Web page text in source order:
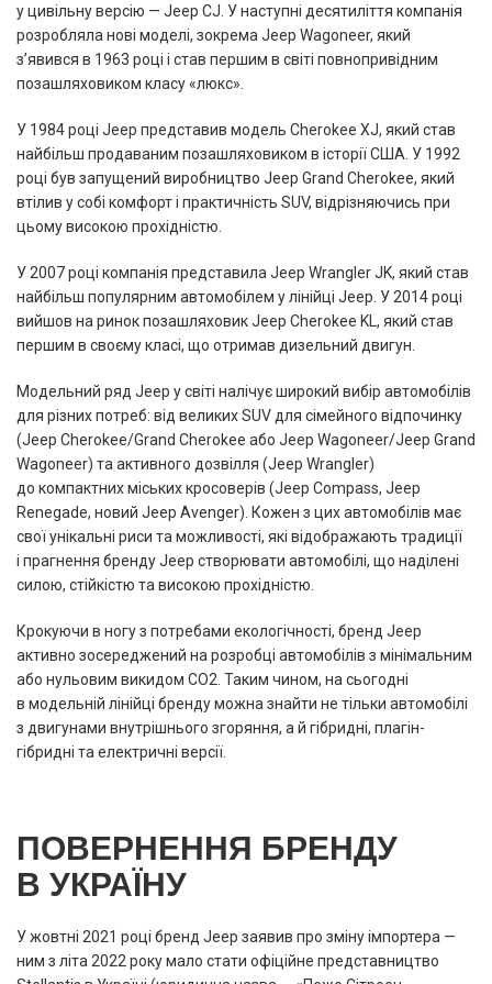
у цивільну версію — Jeep CJ. У наступні десятиліття компанія
розробляла нові моделі, зокрема Jeep Wagoneer, який
з’явився в 1963 році і став першим в світі повнопривідним
позашляховиком класу «люкс».
У 1984 році Jeep представив модель Cherokee XJ, який став
найбільш продаваним позашляховиком в історії США. У 1992
році був запущений виробництво Jeep Grand Cherokee, який
втілив у собі комфорт і практичність SUV, відрізняючись при
цьому високою прохідністю.
У 2007 році компанія представила Jeep Wrangler JK, який став
найбільш популярним автомобілем у лінійці Jeep. У 2014 році
вийшов на ринок позашляховик Jeep Cherokee KL, який став
першим в своєму класі, що отримав дизельний двигун.
Модельний ряд Jeep у світі налічує широкий вибір автомобілів
для різних потреб: від великих SUV для сімейного відпочинку
(Jeep Cherokee/Grand Cherokee або Jeep Wagoneer/Jeep Grand
Wagoneer) та активного дозвілля (Jeep Wrangler)
до компактних міських кросоверів (Jeep Compass, Jeep
Renegade, новий Jeep Avenger). Кожен з цих автомобілів має
свої унікальні риси та можливості, які відображають традиції
і прагнення бренду Jeep створювати автомобілі, що наділені
силою, стійкістю та високою прохідністю.
Крокуючи в ногу з потребами екологічності, бренд Jeep
активно зосереджений на розробці автомобілів з мінімальним
або нульовим викидом СО2. Таким чином, на сьогодні
в модельній лінійці бренду можна знайти не тільки автомобілі
з двигунами внутрішнього згоряння, а й гібридні, плагін-
гібридні та електричні версії.
ПОВЕРНЕННЯ БРЕНДУ
В УКРАЇНУ
У жовтні 2021 році бренд Jeep заявив про зміну імпортера —
ним з літа 2022 року мало стати офіційне представництво